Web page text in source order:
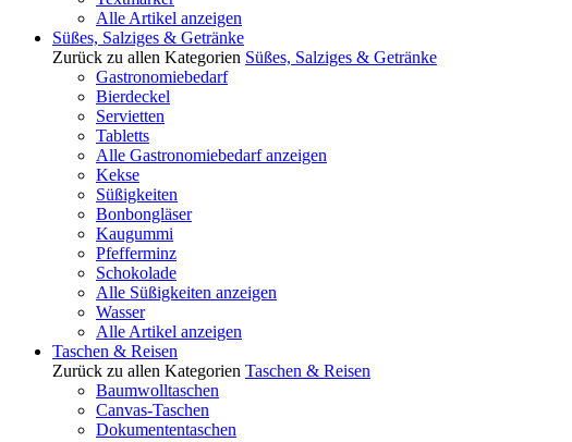
Alle Artikel anzeigen
Süßes, Salziges & Getränke
Zurück zu allen Kategorien Süßes, Salziges & Getränke
Gastronomiebedarf
Bierdeckel
Servietten
Tabletts
Alle Gastronomiebedarf anzeigen
Kekse
Süßigkeiten
Bonbongläser
Kaugummi
Pfefferminz
Schokolade
Alle Süßigkeiten anzeigen
Wasser
Alle Artikel anzeigen
Taschen & Reisen
Zurück zu allen Kategorien Taschen & Reisen
Baumwolltaschen
Canvas-Taschen
Dokumententaschen